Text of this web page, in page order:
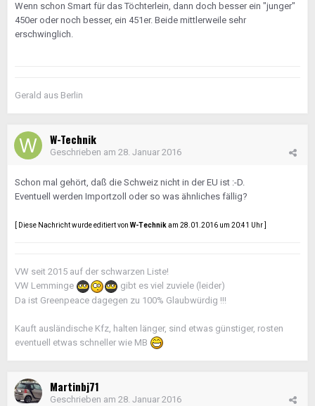
Wenn schon Smart für das Töchterlein, dann doch besser ein "junger"
450er oder noch besser, ein 451er. Beide mittlerweile sehr
erschwinglich.
Gerald aus Berlin
W-Technik
Geschrieben am 28. Januar 2016
Schon mal gehört, daß die Schweiz nicht in der EU ist :-D.
Eventuell werden Importzoll oder so was ähnliches fällig?
[ Diese Nachricht wurde editiert von W-Technikam 28.01.2016 um 20:41 Uhr ]
VW seit 2015 auf der schwarzen Liste!
VW Lemminge
gibt es viel zuviele (leider)
Da ist Greenpeace dagegen zu 100% Glaubwürdig !!!
Kauft ausländische Kfz, halten länger, sind etwas günstiger, rosten
eventuell etwas schneller wie MB
Martinbj71
Geschrieben am 28. Januar 2016